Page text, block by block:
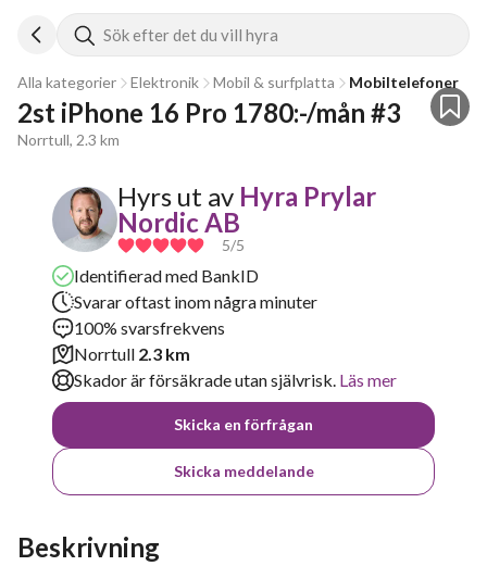
Sök efter det du vill hyra
Alla kategorier Elektronik Mobil & surfplatta Mobiltelefoner
2st iPhone 16 Pro 1780:-/mån #3
Norrtull, 2.3 km
Hyrs ut av Hyra Prylar
Nordic AB
5/5
Identifierad med BankID
Svarar oftast inom några minuter
100% svarsfrekvens
Norrtull 2.3 km
Skador är försäkrade utan självrisk. Läs mer
Skicka en förfrågan
Skicka meddelande
Beskrivning